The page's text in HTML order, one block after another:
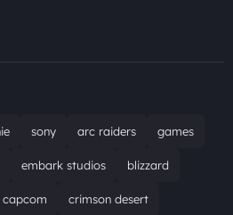
sony arc raiders games
embark studios blizzard
capcom crimson desert